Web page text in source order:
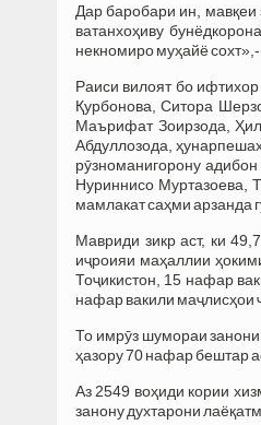
Дар баробари ин,
ватанхоҳиву
некномиро муҳайё
Раиси вилоят бо
Қурбонова, Ситора
Маърифат Зоирзода,
Абдуллозода,
рӯзноманигорону
Нуриннисо Муртазоева,
мамлакат саҳми арзанда
Мавриди зикр аст, ки
иҷроияи маҳаллии
Тоҷикистон, 15 нафар
нафар вакили маҷлисҳои
То имрӯз шумораи занони
ҳазору 70 нафар бештар
Аз 2549 воҳиди кории
занону духтарони